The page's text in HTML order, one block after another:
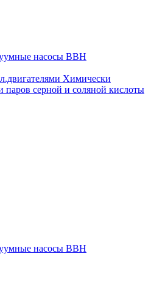
насосы ВВН
Химически
паров серной и соляной кислоты
насосы ВВН